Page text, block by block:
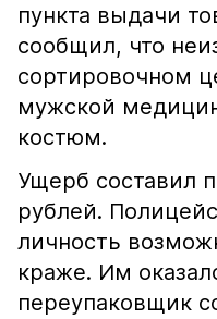
пункта выдачи
сообщил, что
сортировочном
мужской
костюм.
Ущерб составил
рублей.
личность
краже. Им
переупаковщик